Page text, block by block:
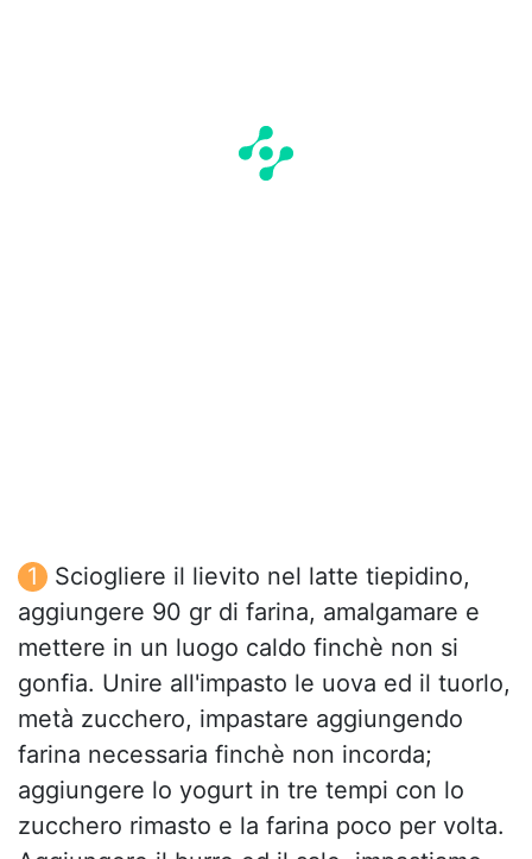
Sciogliere il lievito nel latte tiepidino,
aggiungere 90 gr di farina, amalgamare e
mettere in un luogo caldo finchè non si
gonfia. Unire all'impasto le uova ed il tuorlo,
metà zucchero, impastare aggiungendo
farina necessaria finchè non incorda;
aggiungere lo yogurt in tre tempi con lo
zucchero rimasto e la farina poco per volta.